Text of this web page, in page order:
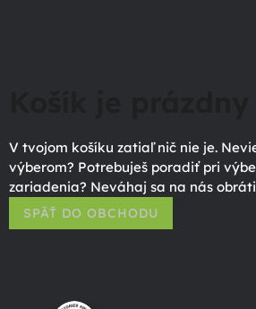
V tvojom košíku zatiaľ nič nie je.
výberom? Potrebuješ poradiť pri
zariadenia? Neváhaj sa na nás
SPÄŤ DO OBCHODU